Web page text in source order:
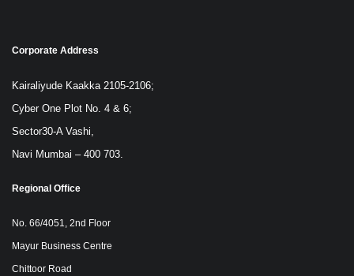
Corporate Address
Kairaliyude Kaakka 2105-2106;
Cyber One Plot No. 4 & 6;
Sector30-A Vashi,
Navi Mumbai – 400 703.
Regional Office
No. 66/4051, 2nd Floor
Mayur Business Centre
Chittoor Road